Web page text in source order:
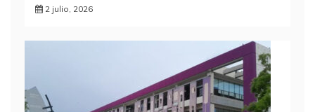
2 julio, 2026